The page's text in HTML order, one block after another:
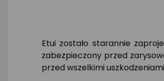
Etui zostało starannie
zabezpieczony przed
przed wszelkimi